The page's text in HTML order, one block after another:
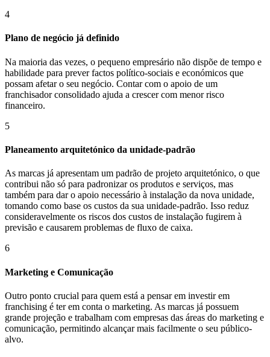
4
Plano de negócio já definido
Na maioria das vezes, o pequeno empresário não dispõe de tempo e
habilidade para prever factos político-sociais e económicos que
possam afetar o seu negócio. Contar com o apoio de um
franchisador consolidado ajuda a crescer com menor risco
financeiro.
5
Planeamento arquitetónico da unidade-padrão
As marcas já apresentam um padrão de projeto arquitetónico, o que
contribui não só para padronizar os produtos e serviços, mas
também para dar o apoio necessário à instalação da nova unidade,
tomando como base os custos da sua unidade-padrão. Isso reduz
consideravelmente os riscos dos custos de instalação fugirem à
previsão e causarem problemas de fluxo de caixa.
6
Marketing e Comunicação
Outro ponto crucial para quem está a pensar em investir em
franchising é ter em conta o marketing. As marcas já possuem
grande projeção e trabalham com empresas das áreas do marketing e
comunicação, permitindo alcançar mais facilmente o seu público-
alvo.